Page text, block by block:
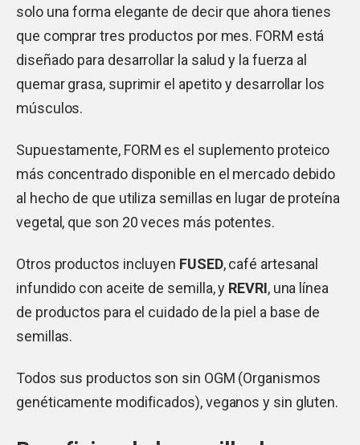
solo una forma elegante de decir que ahora tienes
que comprar tres productos por mes. FORM está
diseñado para desarrollar la salud y la fuerza al
quemar grasa, suprimir el apetito y desarrollar los
músculos.
Supuestamente, FORM es el suplemento proteico
más concentrado disponible en el mercado debido
al hecho de que utiliza semillas en lugar de proteína
vegetal, que son 20 veces más potentes.
Otros productos incluyen FUSED, café artesanal
infundido con aceite de semilla, y REVRI, una línea
de productos para el cuidado de la piel a base de
semillas.
Todos sus productos son sin OGM (Organismos
genéticamente modificados), veganos y sin gluten.